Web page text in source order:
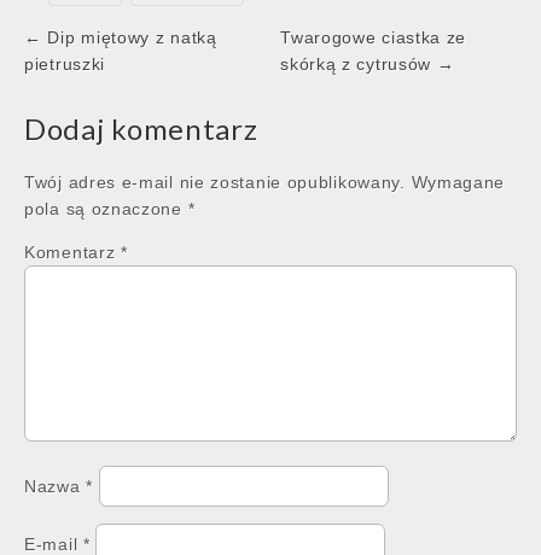
Post
navigation
← Dip miętowy z natką
pietruszki
Twarogowe ciastka ze
skórką z cytrusów →
Dodaj komentarz
Twój adres e-mail nie zostanie opublikowany.
Wymagane
pola są oznaczone *
Komentarz *
Nazwa*
E-mail *